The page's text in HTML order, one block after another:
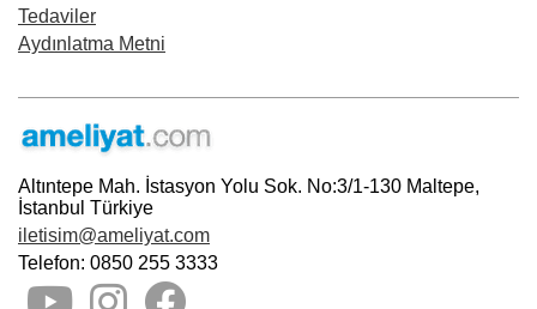
Tedaviler
Aydınlatma Metni
Altıntepe Mah. İstasyon Yolu Sok. No:3/1-130 Maltepe,
İstanbul Türkiye
iletisim@ameliyat.com
Telefon: 0850 255 3333